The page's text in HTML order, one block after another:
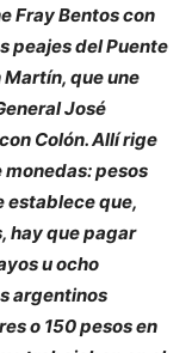
Fray Bentos con
peajes del Puente
que une
José
Colón. Allí rige
pesos
establece que,
hay que pagar
u ocho
argentinos
o 150 pesos en